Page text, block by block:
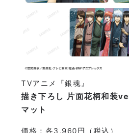
描き下ろし 片面花柄和装
マット
TVアニメ『銀魂』
価格：各3,960円（税込）